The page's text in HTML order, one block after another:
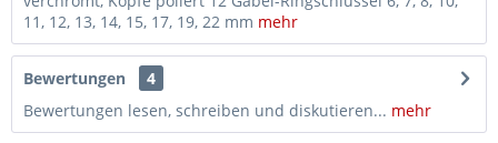
11, 12, 13, 14, 15, 17, 19, 22 mm mehr
Bewertungen
4
Bewertungen lesen, schreiben und diskutieren... mehr